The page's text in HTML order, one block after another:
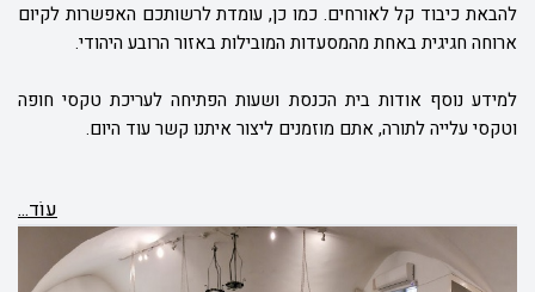
להבאת כיבוד קל לאורחים. כמו כן, עומדת לרשותכם האפשרות לקיום
ארוחה חגיגית באחת מהמסעדות המובילות באזור הרובע היהודי.
למידע נוסף אודות בית הכנסת ושעות הפתיחה לעריכת טקסי חופה
וטקסי עלייה לתורה, אתם מוזמנים ליצור איתנו קשר עוד היום.
עוֹד...